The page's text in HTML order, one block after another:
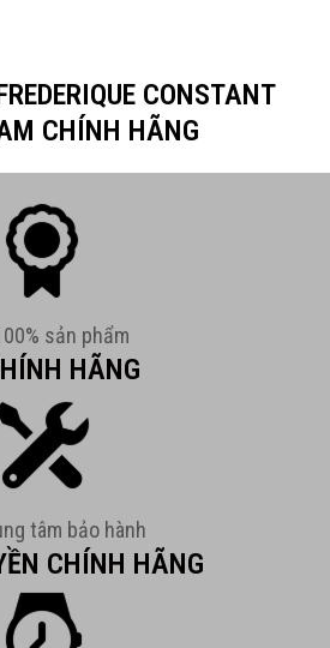
CONSTANT
CHÍNH HÃNG
sản phẩm
HÃNG
tâm bảo hành
CHÍNH HÃNG